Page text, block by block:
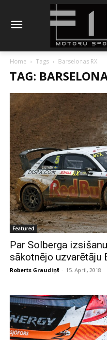
Home Tags Barselonas RX
TAG:
Featured
Par Solberga
sākotnējo uzvarētāju
Roberts Graudiņš - 15. April, 2018